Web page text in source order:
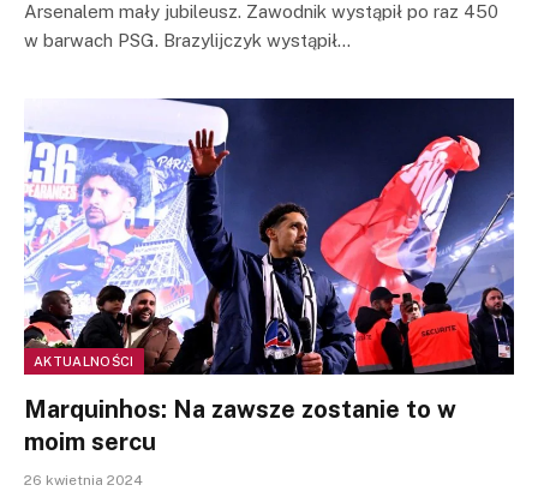
Arsenalem mały jubileusz. Zawodnik wystąpił po raz 450
w barwach PSG. Brazylijczyk wystąpił…
AKTUALNOŚCI
Marquinhos: Na zawsze zostanie to w
moim sercu
26 kwietnia 2024